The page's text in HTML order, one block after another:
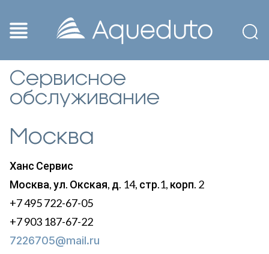
Сервисное
обслуживание
Москва
Ханс Сервис
Москва, ул. Окская, д. 14, стр.1, корп. 2
+7 495 722-67-05
+7 903 187-67-22
7226705@mail.ru